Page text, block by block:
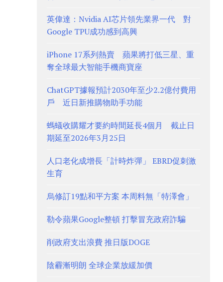
英偉達：Nvidia AI芯片領先業界一代 對
Google TPU成功感到高興
iPhone 17系列熱賣 蘋果將打低三星、重
奪全球最大智能手機商寶座
ChatGPT據報預計2030年至少2.2億付費用
戶 近日新推購物助手功能
螞蟻收購耀才要約時間延長4個月 截止日
期延至2026年3月25日
人口老化成增長「計時炸彈」 EBRD促刺激
生育
烏修訂19點和平方案 本周料無「特澤會」
勒令蘋果Google整頓 打擊冒充政府詐騙
削政府支出浪費 推日版DOGE
陰霾漸明朗 全球企業放緩加價